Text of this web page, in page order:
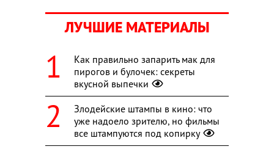
ЛУЧШИЕ МАТЕРИАЛЫ
Как правильно запарить мак для
пирогов и булочек: секреты
вкусной выпечки
Злодейские штампы в кино: что
уже надоело зрителю, но фильмы
все штампуются под копирку